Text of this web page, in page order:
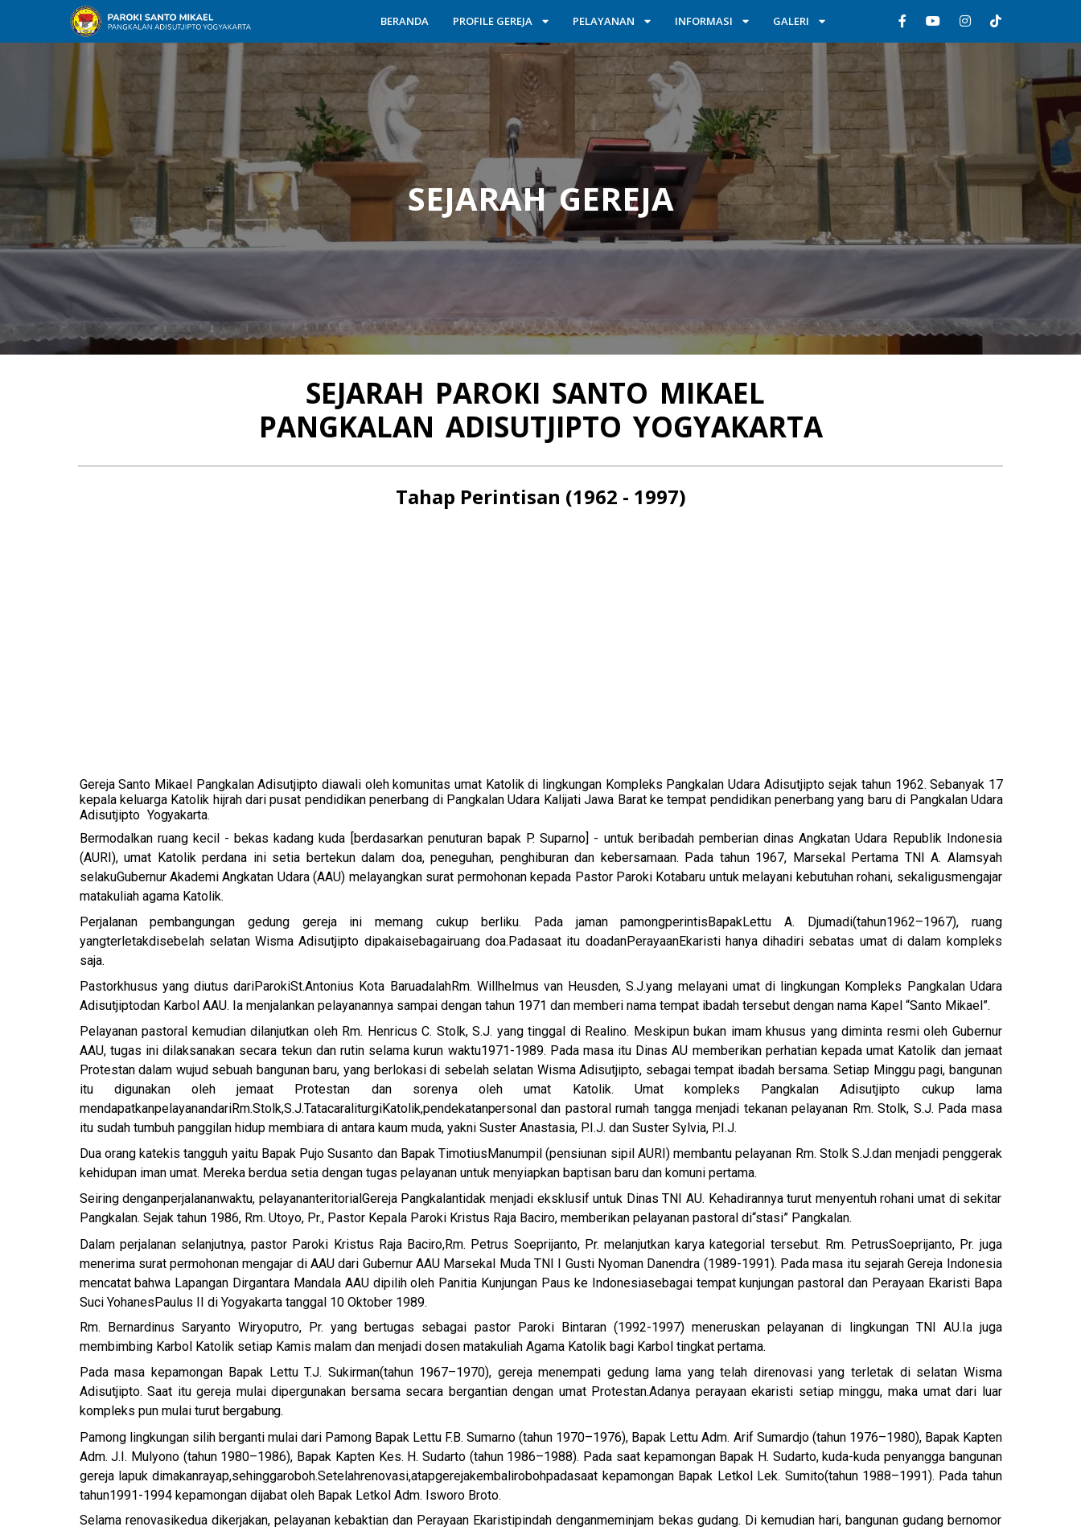
BERANDA PROFILE GEREJA PELAYANAN INFORMASI GALERI
SEJARAH GEREJA
SEJARAH PAROKI SANTO MIKAEL
PANGKALAN ADISUTJIPTO YOGYAKARTA
Tahap Perintisan (1962 - 1997)
Gereja Santo Mikael Pangkalan Adisutjipto diawali oleh komunitas umat Katolik di lingkungan Kompleks Pangkalan Udara Adisutjipto sejak tahun 1962. Sebanyak 17
kepala keluarga Katolik hijrah dari pusat pendidikan penerbang di Pangkalan Udara Kalijati Jawa Barat ke tempat pendidikan penerbang yang baru di Pangkalan Udara
Adisutjipto Yogyakarta.
Bermodalkan ruang kecil - bekas kadang kuda [berdasarkan penuturan bapak P. Suparno] - untuk beribadah pemberian dinas Angkatan Udara Republik Indonesia
(AURI), umat Katolik perdana ini setia bertekun dalam doa, peneguhan, penghiburan dan kebersamaan. Pada tahun 1967, Marsekal Pertama TNI A. Alamsyah
selakuGubernur Akademi Angkatan Udara (AAU) melayangkan surat permohonan kepada Pastor Paroki Kotabaru untuk melayani kebutuhan rohani, sekaligusmengajar
matakuliah agama Katolik.
Perjalanan pembangungan gedung gereja ini memang cukup berliku. Pada jaman pamongperintis BapakLettu A. Djumadi(tahun1962–1967), ruang
yangterletakdisebelah selatan Wisma Adisutjipto dipakaisebagairuang doa. Padasaat itu doadanPerayaanEkaristi hanya dihadiri sebatas umat di dalam kompleks
saja.
Pastorkhusus yang diutus dariParokiSt.Antonius Kota BaruadalahRm. Willhelmus van Heusden, S.J.yang melayani umat di lingkungan Kompleks Pangkalan Udara
Adisutjiptodan Karbol AAU. Ia menjalankan pelayanannya sampai dengan tahun 1971 dan memberi nama tempat ibadah tersebut dengan nama Kapel “Santo Mikael”.
Pelayanan pastoral kemudian dilanjutkan oleh Rm. Henricus C. Stolk, S.J. yang tinggal di Realino. Meskipun bukan imam khusus yang diminta resmi oleh Gubernur
AAU, tugas ini dilaksanakan secara tekun dan rutin selama kurun waktu1971-1989. Pada masa itu Dinas AU memberikan perhatian kepada umat Katolik dan jemaat
Protestan dalam wujud sebuah bangunan baru, yang berlokasi di sebelah selatan Wisma Adisutjipto, sebagai tempat ibadah bersama. Setiap Minggu pagi, bangunan
itu digunakan oleh jemaat Protestan dan sorenya oleh umat Katolik. Umat kompleks Pangkalan Adisutjipto cukup lama
mendapatkanpelayanandariRm.Stolk,S.J.TatacaraliturgiKatolik,pendekatanpersonal dan pastoral rumah tangga menjadi tekanan pelayanan Rm. Stolk, S.J. Pada masa
itu sudah tumbuh panggilan hidup membiara di antara kaum muda, yakni Suster Anastasia, P.I.J. dan Suster Sylvia, P.I.J.
Dua orang katekis tangguh yaitu Bapak Pujo Susanto dan Bapak TimotiusManumpil (pensiunan sipil AURI) membantu pelayanan Rm. Stolk S.J.dan menjadi penggerak
kehidupan iman umat. Mereka berdua setia dengan tugas pelayanan untuk menyiapkan baptisan baru dan komuni pertama.
Seiring denganperjalananwaktu, pelayananteritorial Gereja Pangkalantidak menjadi eksklusif untuk Dinas TNI AU. Kehadirannya turut menyentuh rohani umat di sekitar
Pangkalan. Sejak tahun 1986, Rm. Utoyo, Pr., Pastor Kepala Paroki Kristus Raja Baciro, memberikan pelayanan pastoral di“stasi” Pangkalan.
Dalam perjalanan selanjutnya, pastor Paroki Kristus Raja Baciro,Rm. Petrus Soeprijanto, Pr. melanjutkan karya kategorial tersebut. Rm. PetrusSoeprijanto, Pr. juga
menerima surat permohonan mengajar di AAU dari Gubernur AAU Marsekal Muda TNI I Gusti Nyoman Danendra (1989-1991). Pada masa itu sejarah Gereja Indonesia
mencatat bahwa Lapangan Dirgantara Mandala AAU dipilih oleh Panitia Kunjungan Paus ke Indonesiasebagai tempat kunjungan pastoral dan Perayaan Ekaristi Bapa
Suci YohanesPaulus II di Yogyakarta tanggal 10 Oktober 1989.
Rm. Bernardinus Saryanto Wiryoputro, Pr. yang bertugas sebagai pastor Paroki Bintaran (1992-1997) meneruskan pelayanan di lingkungan TNI AU.Ia juga
membimbing Karbol Katolik setiap Kamis malam dan menjadi dosen matakuliah Agama Katolik bagi Karbol tingkat pertama.
Pada masa kepamongan Bapak Lettu T.J. Sukirman(tahun 1967–1970), gereja menempati gedung lama yang telah direnovasi yang terletak di selatan Wisma
Adisutjipto. Saat itu gereja mulai dipergunakan bersama secara bergantian dengan umat Protestan.Adanya perayaan ekaristi setiap minggu, maka umat dari luar
kompleks pun mulai turut bergabung.
Pamong lingkungan silih berganti mulai dari Pamong Bapak Lettu F.B. Sumarno (tahun 1970–1976), Bapak Lettu Adm. Arif Sumardjo (tahun 1976–1980), Bapak Kapten
Adm. J.I. Mulyono (tahun 1980–1986), Bapak Kapten Kes. H. Sudarto (tahun 1986–1988). Pada saat kepamongan Bapak H. Sudarto, kuda-kuda penyangga bangunan
gereja lapuk dimakanrayap,sehinggaroboh.Setelahrenovasi,atapgerejakembalirobohpadasaat kepamongan Bapak Letkol Lek. Sumito(tahun 1988–1991). Pada tahun
tahun1991-1994 kepamongan dijabat oleh Bapak Letkol Adm. Isworo Broto.
Selama renovasikedua dikerjakan, pelayanan kebaktian dan Perayaan Ekaristipindah denganmeminjam bekas gudang. Di kemudian hari, bangunan gudang bernomor